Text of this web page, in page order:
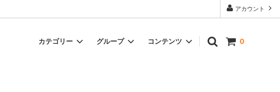
アカウント
0
カテゴリー グループ コンテンツ